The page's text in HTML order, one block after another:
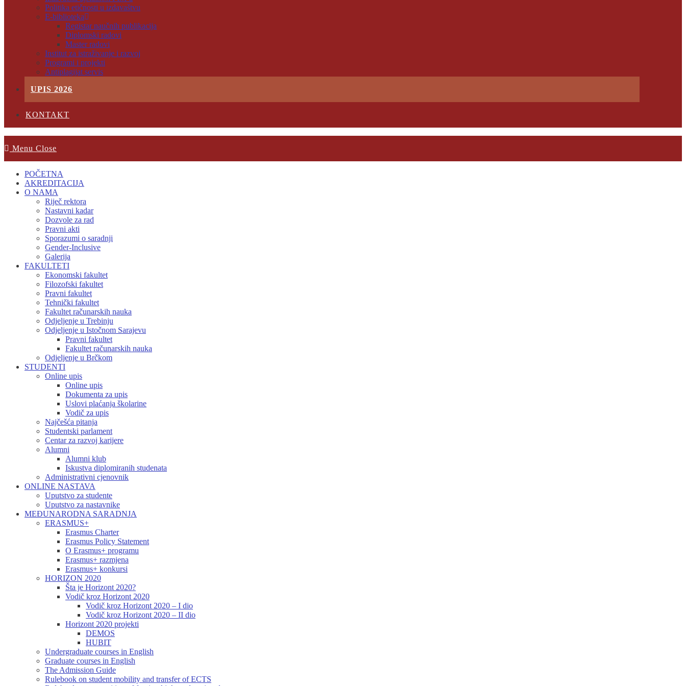
Politika etičnosti u izdavaštvu
E-biblioteka
Registar naučnih publikacija
Diplomski radovi
Master radovi
Institut za istraživanje i razvoj
Programi i projekti
Antiplagijat servis
UPIS 2026
KONTAKT
Menu Close
POČETNA
AKREDITACIJA
O NAMA
Riječ rektora
Nastavni kadar
Dozvole za rad
Pravni akti
Sporazumi o saradnji
Gender-Inclusive
Galerija
FAKULTETI
Ekonomski fakultet
Filozofski fakultet
Pravni fakultet
Tehnički fakultet
Fakultet računarskih nauka
Odjeljenje u Trebinju
Odjeljenje u Istočnom Sarajevu
Pravni fakultet
Fakultet računarskih nauka
Odjeljenje u Brčkom
STUDENTI
Online upis
Online upis
Dokumenta za upis
Uslovi plaćanja školarine
Vodič za upis
Najčešća pitanja
Studentski parlament
Centar za razvoj karijere
Alumni
Alumni klub
Iskustva diplomiranih studenata
Administrativni cjenovnik
ONLINE NASTAVA
Uputstvo za studente
Uputstvo za nastavnike
MEĐUNARODNA SARADNJA
ERASMUS+
Erasmus Charter
Erasmus Policy Statement
O Erasmus+ programu
Erasmus+ razmjena
Erasmus+ konkursi
HORIZON 2020
Šta je Horizont 2020?
Vodič kroz Horizont 2020
Vodič kroz Horizont 2020 – I dio
Vodič kroz Horizont 2020 – II dio
Horizont 2020 projekti
DEMOS
HUBIT
Undergraduate courses in English
Graduate courses in English
The Admission Guide
Rulebook on student mobility and transfer of ECTS